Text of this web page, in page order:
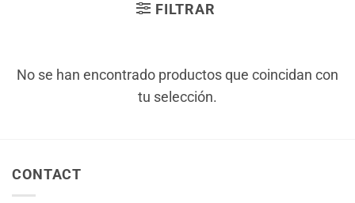
FILTRAR
No se han encontrado productos que coincidan con
tu selección.
CONTACT